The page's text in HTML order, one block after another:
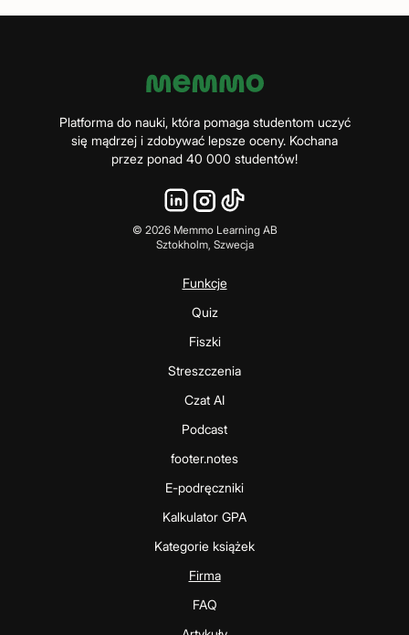
Platforma do nauki, która pomaga studentom uczyć
się mądrzej i zdobywać lepsze oceny. Kochana
przez ponad 40 000 studentów!
© 2026Memmo Learning AB
Sztokholm, Szwecja
Funkcje
Quiz
Fiszki
Streszczenia
Czat AI
Podcast
footer.notes
E-podręczniki
Kalkulator GPA
Kategorie książek
Firma
FAQ